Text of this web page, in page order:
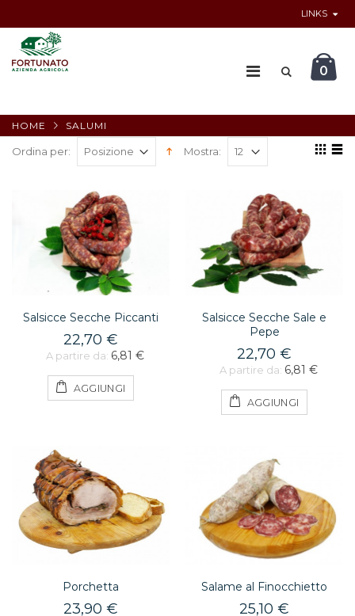
LINKS
0
HOME SALUMI
Ordina per: Mostra:
Salsicce Secche Piccanti
22,70 €
A partire da: 6,81 €
AGGIUNGI
Salsicce Secche Sale e
Pepe
22,70 €
A partire da: 6,81 €
AGGIUNGI
Porchetta
23,90 €
Salame al Finocchietto
25,10 €